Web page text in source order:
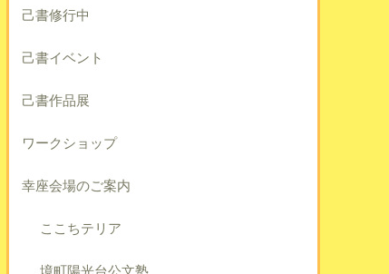
己書修行中
己書イベント
己書作品展
ワークショップ
幸座会場のご案内
ここちテリア
境町陽光台公文塾